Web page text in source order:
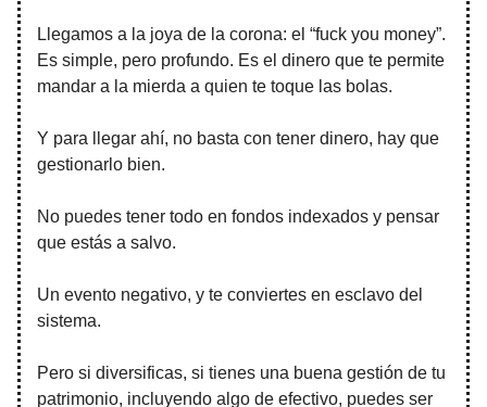
Llegamos a la joya de la corona: el “fuck you money”.
Es simple, pero profundo. Es el dinero que te permite
mandar a la mierda a quien te toque las bolas.
Y para llegar ahí, no basta con tener dinero, hay que
gestionarlo bien.
No puedes tener todo en fondos indexados y pensar
que estás a salvo.
Un evento negativo, y te conviertes en esclavo del
sistema.
Pero si diversificas, si tienes una buena gestión de tu
patrimonio, incluyendo algo de efectivo, puedes ser